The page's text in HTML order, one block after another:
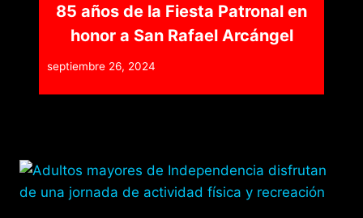
85 años de la Fiesta Patronal en
honor a San Rafael Arcángel
septiembre 26, 2024